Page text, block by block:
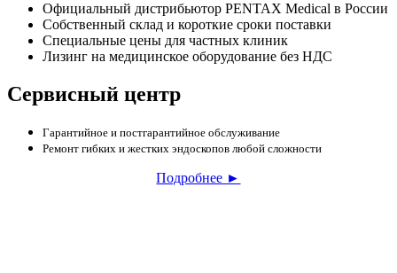
Официальный дистрибьютор PENTAX Medical в России
Собственный склад и короткие сроки поставки
Специальные цены для частных клиник
Лизинг на медицинское оборудование без НДС
Сервисный центр
Гарантийное и постгарантийное обслуживание
Ремонт гибких и жестких эндоскопов любой сложности
Подробнее ►